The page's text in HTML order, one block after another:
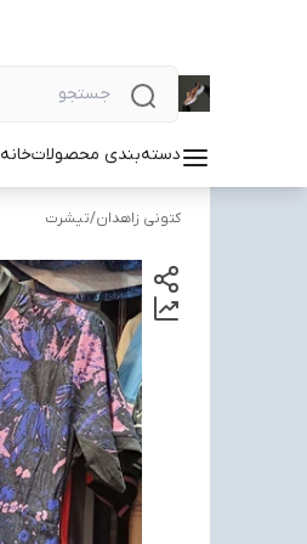
دسته‌بندی محصولاتخانه
کتونی زاهدان/تیشرت